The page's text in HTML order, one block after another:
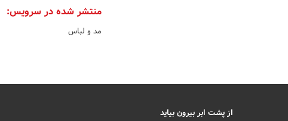
منتشر شده در سرویس:
مد و لباس
از پشت ابر بیرون بیاید